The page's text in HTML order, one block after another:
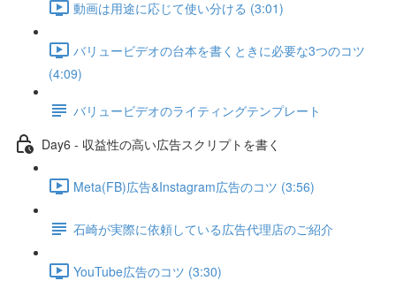
動画は用途に応じて使い分ける (3:01)
バリュービデオの台本を書くときに必要な3つのコツ
(4:09)
バリュービデオのライティングテンプレート
Day6 - 収益性の高い広告スクリプトを書く
Meta(FB)広告&Instagram広告のコツ (3:56)
石崎が実際に依頼している広告代理店のご紹介
YouTube広告のコツ (3:30)